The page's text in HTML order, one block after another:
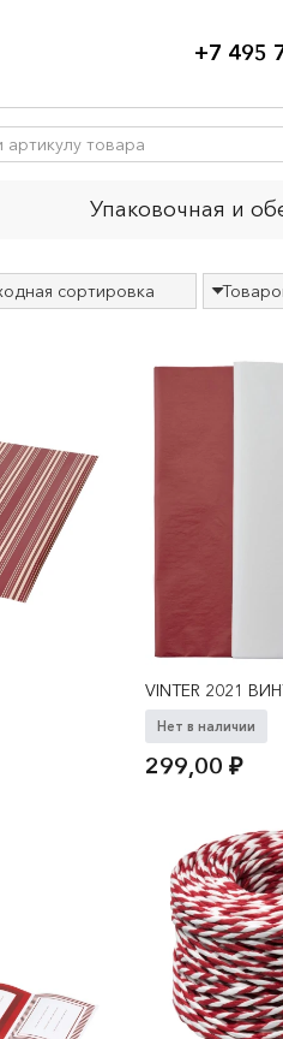
+7 495
Упаковочная и
VINTER 2021
Нет в наличии
299,00₽